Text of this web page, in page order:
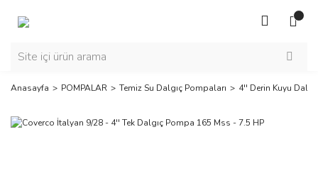
Anasayfa POMPALAR Temiz Su Dalgıç Pompaları 4'' Derin Kuyu